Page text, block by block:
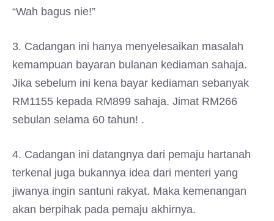
“Wah bagus nie!”
3. Cadangan ini hanya menyelesaikan masalah
kemampuan bayaran bulanan kediaman sahaja.
Jika sebelum ini kena bayar kediaman sebanyak
RM1155 kepada RM899 sahaja. Jimat RM266
sebulan selama 60 tahun! .
4. Cadangan ini datangnya dari pemaju hartanah
terkenal juga bukannya idea dari menteri yang
jiwanya ingin santuni rakyat. Maka kemenangan
akan berpihak pada pemaju akhirnya.